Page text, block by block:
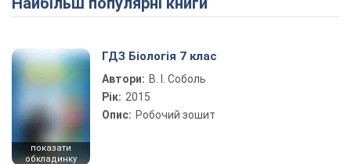
Play Video
показати
обкладинку
ГДЗ Біологія 7 клас
Автори: В. І. Соболь
Рік: 2015
Опис: Робочий зошит